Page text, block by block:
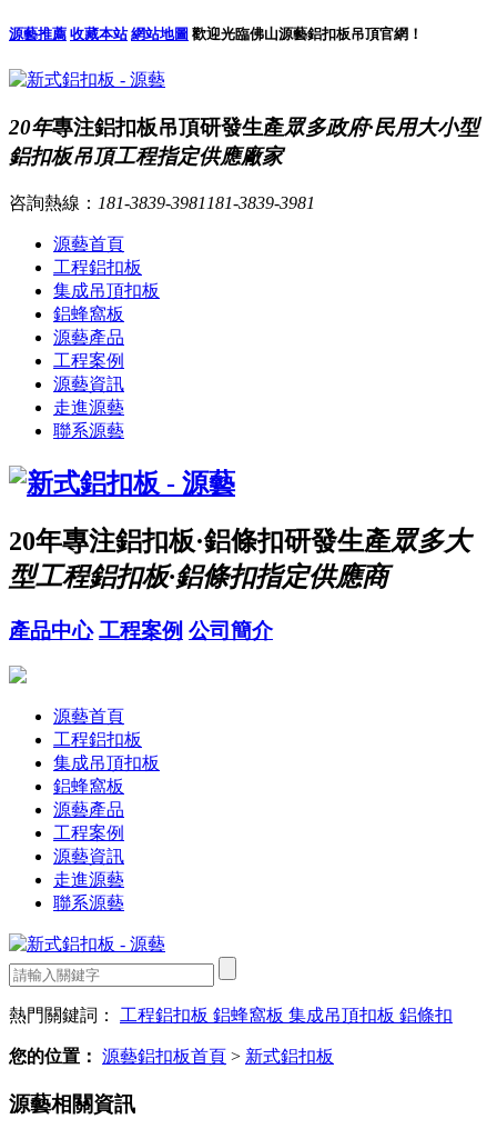
源藝推薦 收藏本站 網站地圖 歡迎光臨佛山源藝鋁扣板吊頂官網！
20年專注鋁扣板吊頂研發生產眾多政府·民用大小型
鋁扣板吊頂工程指定供應廠家
咨詢熱線： 181-3839-3981 181-3839-3981
源藝首頁
工程鋁扣板
集成吊頂扣板
鋁蜂窩板
源藝產品
工程案例
源藝資訊
走進源藝
聯系源藝
20年專注鋁扣板·鋁條扣研發生產眾多大
型工程鋁扣板·鋁條扣指定供應商
產品中心 工程案例 公司簡介
源藝首頁
工程鋁扣板
集成吊頂扣板
鋁蜂窩板
源藝產品
工程案例
源藝資訊
走進源藝
聯系源藝
熱門關鍵詞： 工程鋁扣板 鋁蜂窩板 集成吊頂扣板 鋁條扣
您的位置： 源藝鋁扣板首頁 > 新式鋁扣板
源藝相關資訊